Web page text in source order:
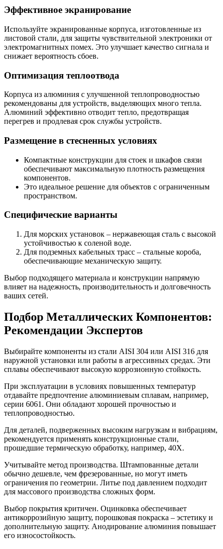
Эффективное экранирование
Используйте экранированные корпуса, изготовленные из
листовой стали, для защиты чувствительной электроники от
электромагнитных помех. Это улучшает качество сигнала и
снижает вероятность сбоев.
Оптимизация теплоотвода
Корпуса из алюминия с улучшенной теплопроводностью
рекомендованы для устройств, выделяющих много тепла.
Алюминий эффективно отводит тепло, предотвращая
перегрев и продлевая срок службы устройств.
Размещение в стесненных условиях
Компактные конструкции для стоек и шкафов связи
обеспечивают максимальную плотность размещения
компонентов.
Это идеальное решение для объектов с ограниченным
пространством.
Специфические варианты
Для морских установок – нержавеющая сталь с высокой
устойчивостью к соленой воде.
Для подземных кабельных трасс – стальные короба,
обеспечивающие механическую защиту.
Выбор подходящего материала и конструкции напрямую
влияет на надежность, производительность и долговечность
ваших сетей.
Подбор Металлических Компонентов:
Рекомендации Экспертов
Выбирайте компоненты из стали AISI 304 или AISI 316 для
наружной установки или работы в агрессивных средах. Эти
сплавы обеспечивают высокую коррозионную стойкость.
При эксплуатации в условиях повышенных температур
отдавайте предпочтение алюминиевым сплавам, например,
серии 6061. Они обладают хорошей прочностью и
теплопроводностью.
Для деталей, подверженных высоким нагрузкам и вибрациям,
рекомендуется применять конструкционные стали,
прошедшие термическую обработку, например, 40Х.
Учитывайте метод производства. Штампованные детали
обычно дешевле, чем фрезерованные, но могут иметь
ограничения по геометрии. Литье под давлением подходит
для массового производства сложных форм.
Выбор покрытия критичен. Оцинковка обеспечивает
антикоррозийную защиту, порошковая покраска – эстетику и
дополнительную защиту. Анодирование алюминия повышает
его износостойкость.